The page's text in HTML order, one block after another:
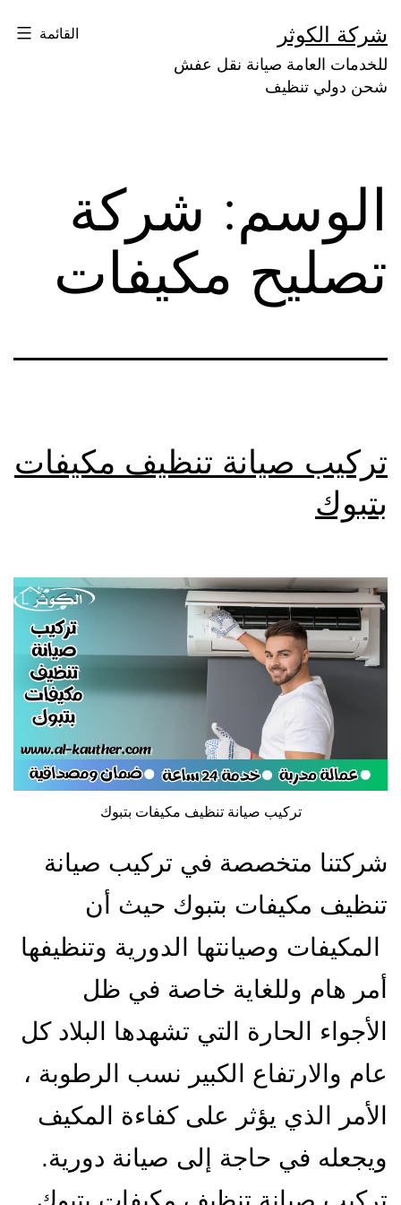
إلى
المحتوى
شركة الكوثر
للخدمات العامة صيانة نقل عفش
شحن دولي تنظيف
القائمة
الوسم: شركة
تصليح مكيفات
تركيب صيانة تنظيف مكيفات
بتبوك
تركيب صيانة تنظيف مكيفات بتبوك
شركتنا متخصصة في تركيب صيانة
تنظيف مكيفات بتبوك حيث أن
المكيفات وصيانتها الدورية وتنظيفها
أمر هام وللغاية خاصة في ظل
الأجواء الحارة التي تشهدها البلاد كل
عام والارتفاع الكبير نسب الرطوبة ،
الأمر الذي يؤثر على كفاءة المكيف
ويجعله في حاجة إلى صيانة دورية.